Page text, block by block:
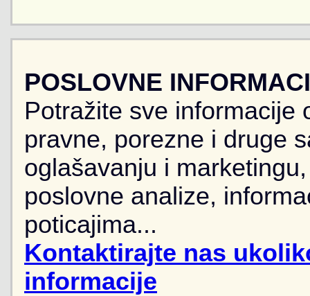
POSLOVNE
Potražite sve informacije
pravne, porezne i druge
oglašavanju i
poslovne analize,
poticajima...
Kontaktirajte nas
informacije